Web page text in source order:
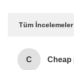
Tüm İncelemeler
C